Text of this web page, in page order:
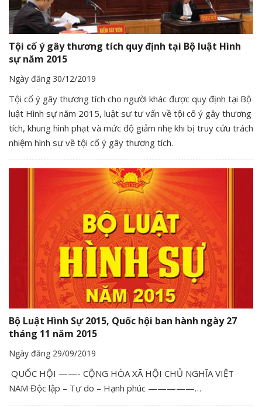
Tội cố ý gây thương tích quy định tại Bộ luật Hình
sự năm 2015
Ngày đăng 30/12/2019
Tội cố ý gây thương tích cho người khác được quy định tại Bộ
luật Hình sự năm 2015, luật sư tư vấn về tội cố ý gây thương
tích, khung hình phạt và mức độ giảm nhẹ khi bị truy cứu trách
nhiệm hình sự về tội cố ý gây thương tích.
Bộ Luật Hình Sự 2015, Quốc hội ban hành ngày 27
tháng 11 năm 2015
Ngày đăng 29/09/2019
QUỐC HỘI ——- CỘNG HÒA XÃ HỘI CHỦ NGHĨA VIỆT
NAM Độc lập – Tự do – Hạnh phúc —————…